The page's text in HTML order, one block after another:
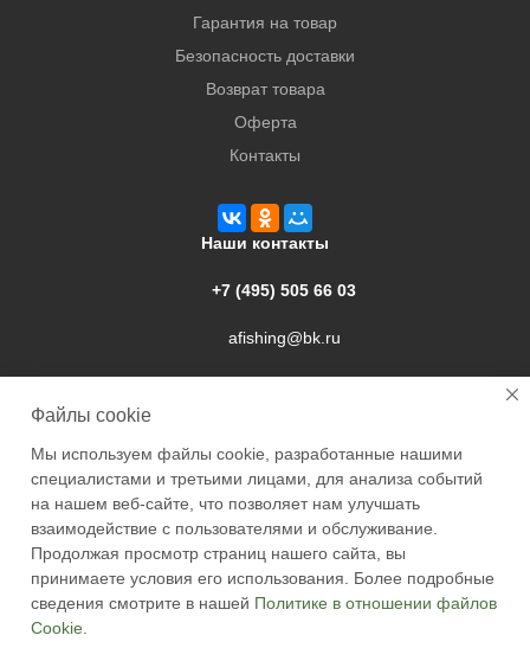
Гарантия на товар
Безопасность доставки
Возврат товара
Оферта
Контакты
Наши контакты
+7 (495) 505 66 03
afishing@bk.ru
2026 © Academyfishing - продажа товаров для рыбалки по
Москве и России
Файлы cookie
Мы используем файлы cookie, разработанные нашими
специалистами и третьими лицами, для анализа событий
на нашем веб-сайте, что позволяет нам улучшать
взаимодействие с пользователями и обслуживание.
Продолжая просмотр страниц нашего сайта, вы
принимаете условия его использования. Более подробные
сведения смотрите в нашей Политике в отношении файлов
Cookie